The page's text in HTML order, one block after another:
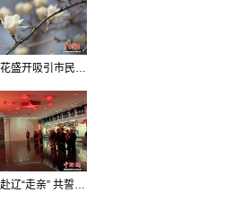
沈阳玉兰花盛开吸引市民打卡
海外台胞赴辽“走亲” 共誓“和平初心”